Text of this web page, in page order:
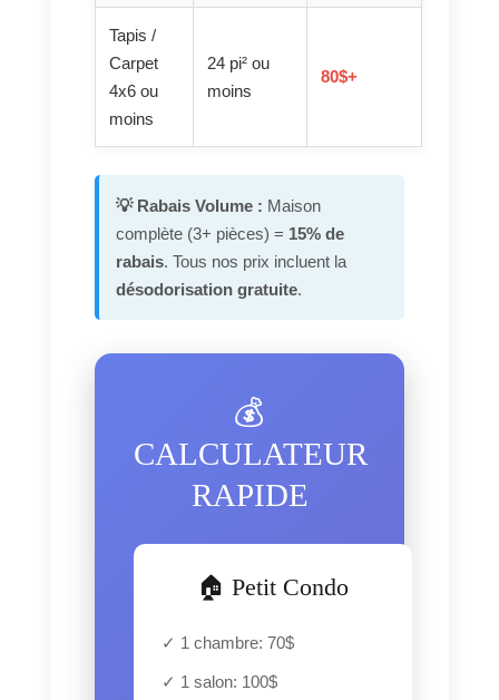
Tapis /
Carpet
4x6 ou
moins
24 pi² ou
moins
80$+
💡 Rabais Volume : Maison
complète (3+ pièces) = 15% de
rabais. Tous nos prix incluent la
désodorisation gratuite.
💰
CALCULATEUR
RAPIDE
🏠 Petit Condo
✓ 1 chambre: 70$
✓ 1 salon: 100$